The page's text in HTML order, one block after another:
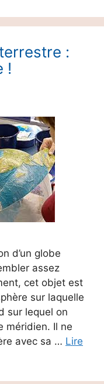
:
!
d’un globe
assez
cet objet est
sur laquelle
sur lequel on
méridien. Il ne
avec sa … Lire